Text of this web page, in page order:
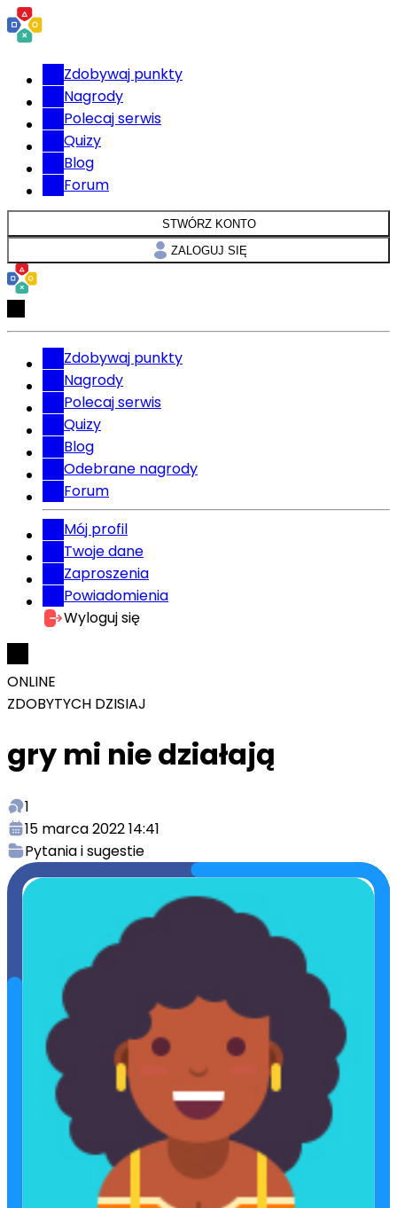
Zdobywaj punkty
Nagrody
Polecaj serwis
Quizy
Blog
Forum
STWÓRZ KONTO
ZALOGUJ SIĘ
Zdobywaj punkty
Nagrody
Polecaj serwis
Quizy
Blog
Odebrane nagrody
Forum
Mój profil
Twoje dane
Zaproszenia
Powiadomienia
Wyloguj się
ONLINE
ZDOBYTYCH DZISIAJ
gry mi nie działają
1
15 marca 2022 14:41
Pytania i sugestie